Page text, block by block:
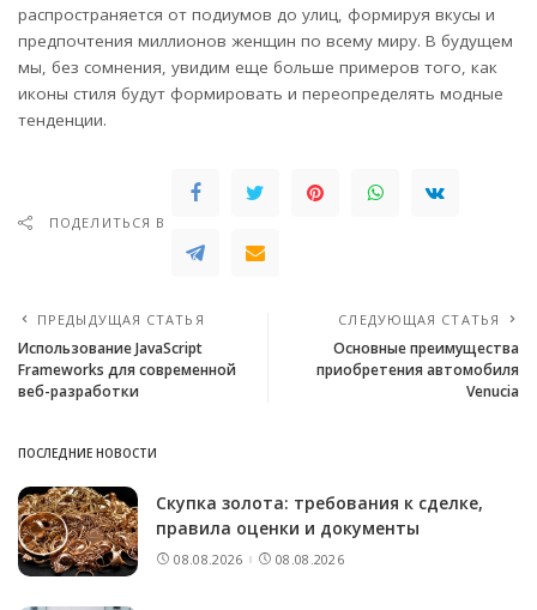
распространяется от подиумов до улиц, формируя вкусы и
предпочтения миллионов женщин по всему миру. В будущем
мы, без сомнения, увидим еще больше примеров того, как
иконы стиля будут формировать и переопределять модные
тенденции.
ПОДЕЛИТЬСЯ В
ПРЕДЫДУЩАЯ СТАТЬЯ
Использование JavaScript
Frameworks для современной
веб-разработки
СЛЕДУЮЩАЯ СТАТЬЯ
Основные преимущества
приобретения автомобиля
Venucia
ПОСЛЕДНИЕ НОВОСТИ
Скупка золота: требования к сделке,
правила оценки и документы
08.08.2026 08.08.2026